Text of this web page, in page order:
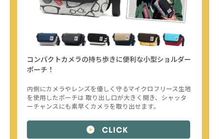
コンパクトカメラの持ち歩きに便利な小型ショルダー
ポーチ！
内側にカメラやレンズを優しく守るマイクロフリース生地
を使用したポーチは 取り出し口が大きく開き、シャッタ
ーチャンスにも素早くカメラを取り出せます。